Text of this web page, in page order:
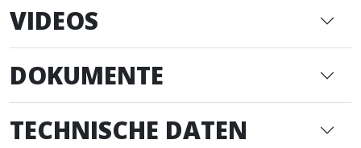
VIDEOS
DOKUMENTE
TECHNISCHE DATEN